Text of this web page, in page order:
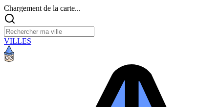
Chargement de la carte...
VILLES